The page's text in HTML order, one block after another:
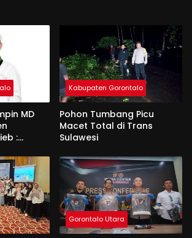
MD
:
Kabupaten Gorontalo
Pohon Tumbang Picu
Macet Total di Trans
Sulawesi
Gorontalo Utara